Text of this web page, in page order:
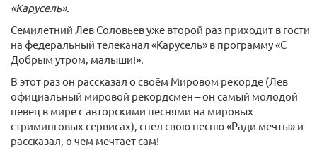
«Карусель».
Семилетний Лев Соловьев уже второй раз приходит в гости
на федеральный телеканал «Карусель» в программу «С
Добрым утром, малыши!».
В этот раз он рассказал о своём Мировом рекорде (Лев
официальный мировой рекордсмен – он самый молодой
певец в мире с авторскими песнями на мировых
стриминговых сервисах), спел свою песню «Ради мечты» и
рассказал, о чем мечтает сам!